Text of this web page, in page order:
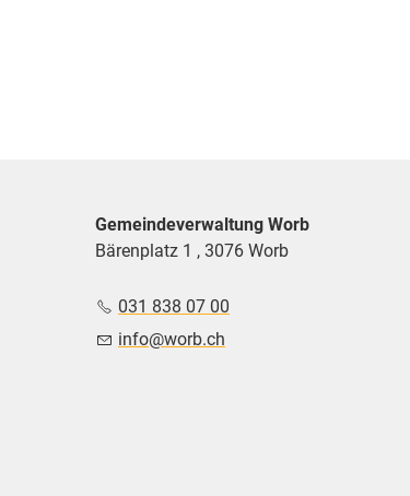
Gemeindeverwaltung Worb
Bärenplatz 1 , 3076 Worb
031 838 07 00
nf
w rb ch